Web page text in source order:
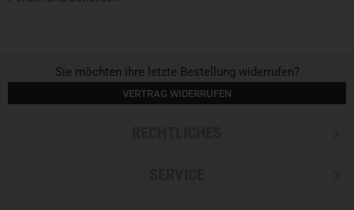
Sie möchten ihre letzte Bestellung widerrufen?
VERTRAG WIDERRUFEN